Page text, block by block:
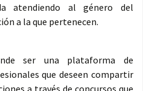
atendiendo al género del
a la que pertenecen.
ser una plataforma de
que deseen compartir